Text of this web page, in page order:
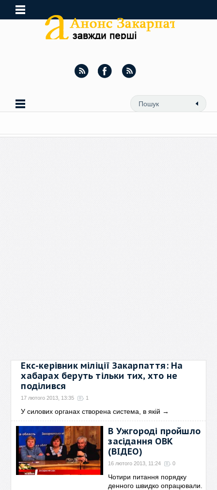
Екс-керівник міліції Закарпаття: На
хабарах беруть тільки тих, хто не
поділився
17 лютого 2013, 13:35 1
У силових органах створена система, в якій →
В Ужгороді пройшло
засідання ОВК
(ВІДЕО)
16 лютого 2013, 11:24 0
Чотири питання порядку
денного швидко опрацювали.